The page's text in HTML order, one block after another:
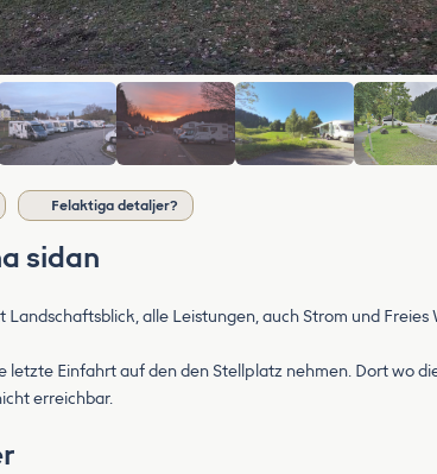
Felaktiga detaljer?
sidan
Landschaftsblick, alle Leistungen, auch Strom und Freies
letzte Einfahrt auf den den Stellplatz nehmen. Dort wo
erreichbar.